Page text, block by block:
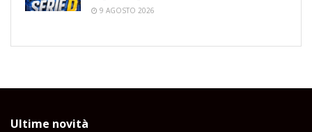
9 AGOSTO 2026
Ultime novità